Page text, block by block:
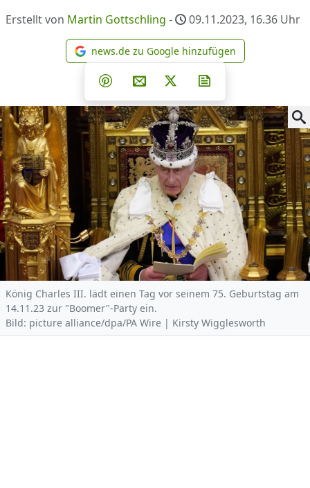
Erstellt von Martin Gottschling - 09.11.2023, 16.36 Uhr
news.de zu Google
news.de zu Google hinzufügen
Teilen auf Facebook
Teilen auf Whatsapp
Teilen auf Telegram
Teilen auf Pinterest
Per E-Mail teilen
Post auf X
König Charles III. lädt einen Tag vor seinem 75. Geburtstag am
14.11.23 zur "Boomer"-Party ein.
Bild: picture alliance/dpa/PA Wire | Kirsty Wigglesworth